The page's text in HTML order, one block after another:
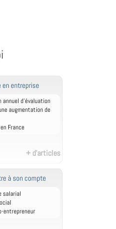
en entreprise
annuel d’évaluation
augmentation de
France
+ d'articles
à son compte
salarial
entrepreneur